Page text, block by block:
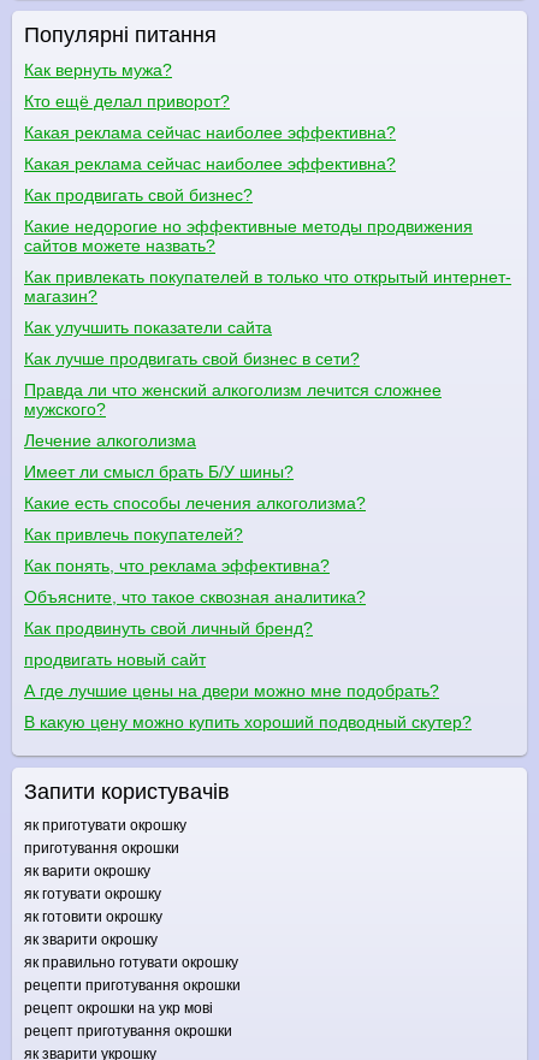
Популярні питання
Как вернуть мужа?
Кто ещё делал приворот?
Какая реклама сейчас наиболее эффективна?
Какая реклама сейчас наиболее эффективна?
Как продвигать свой бизнес?
Какие недорогие но эффективные методы продвижения
сайтов можете назвать?
Как привлекать покупателей в только что открытый интернет-
магазин?
Как улучшить показатели сайта
Как лучше продвигать свой бизнес в сети?
Правда ли что женский алкоголизм лечится сложнее
мужского?
Лечение алкоголизма
Имеет ли смысл брать Б/У шины?
Какие есть способы лечения алкоголизма?
Как привлечь покупателей?
Как понять, что реклама эффективна?
Объясните, что такое сквозная аналитика?
Как продвинуть свой личный бренд?
продвигать новый сайт
А где лучшие цены на двери можно мне подобрать?
В какую цену можно купить хороший подводный скутер?
Запити користувачів
як приготувати окрошку
приготування окрошки
як варити окрошку
як готувати окрошку
як готовити окрошку
як зварити окрошку
як правильно готувати окрошку
рецепти приготування окрошки
рецепт окрошки на укр мові
рецепт приготування окрошки
як зварити укрошку